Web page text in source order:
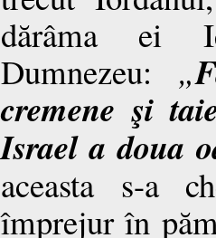
dărâma ei
Dumnezeu: „
cremene şi
Israel a do­ua
aceasta s-a
împrejur în